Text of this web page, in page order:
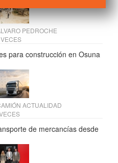
PEDROCHE
para construcción en Osuna
ACTUALIDAD
de mercancías desde